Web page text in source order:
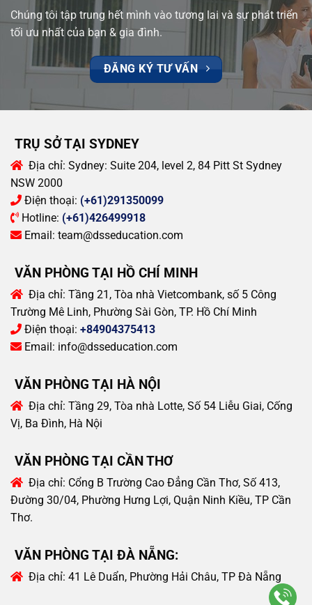
Chúng tôi tập trung hết mình vào tương lai và sự phát triển
tối ưu nhất của bạn & gia đình.
ĐĂNG KÝ TƯ VẤN
TRỤ SỞ TẠI SYDNEY
Địa chỉ: Sydney: Suite 204, level 2, 84 Pitt St Sydney
NSW 2000
Điện thoại: (+61)291350099
Hotline: (+61)426499918
Email: team@dsseducation.com
VĂN PHÒNG TẠI HỒ CHÍ MINH
Địa chỉ: Tầng 21, Tòa nhà Vietcombank, số 5 Công
Trường Mê Linh, Phường Sài Gòn, TP. Hồ Chí Minh
Điện thoại: +84904375413
Email: info@dsseducation.com
VĂN PHÒNG TẠI HÀ NỘI
Địa chỉ: Tầng 29, Tòa nhà Lotte, Số 54 Liễu Giai, Cống
Vị, Ba Đình, Hà Nội
VĂN PHÒNG TẠI CẦN THƠ
Địa chỉ: Cổng B Trường Cao Đẳng Cần Thơ, Số 413,
Đường 30/04, Phường Hưng Lợi, Quận Ninh Kiều, TP Cần
Thơ.
VĂN PHÒNG TẠI ĐÀ NẴNG:
Địa chỉ: 41 Lê Duẩn, Phường Hải Châu, TP Đà Nẵng